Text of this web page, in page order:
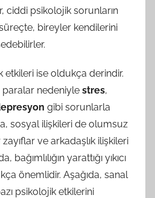
ciddi psikolojik sorunların
bireyler kendilerini
etkileri ise oldukça derindir.
paralar nedeniyle stres,
gibi sorunlarla
sosyal ilişkileri de olumsuz
ve arkadaşlık ilişkileri
yarattığı yıkıcı
önemlidir. Aşağıda, sanal
psikolojik etkilerini